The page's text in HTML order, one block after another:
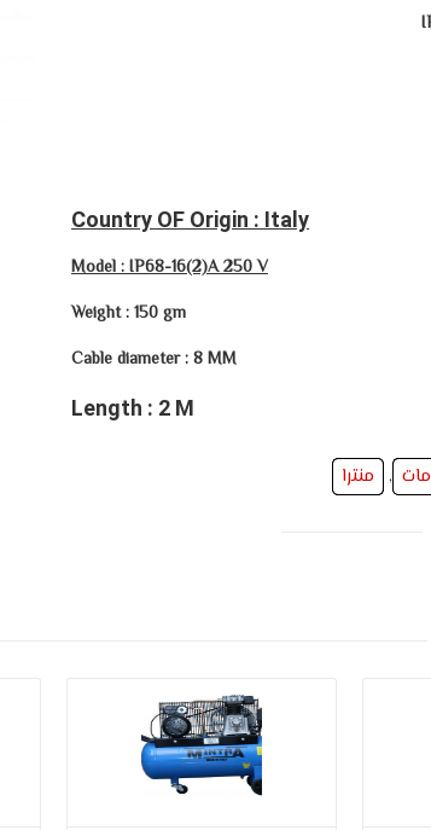
Country OF Origin : Italy
Model : IP68-16(2)A 250 V
Weight : 150 gm
Cable diameter : 8 MM
Length : 2 M
, منترا